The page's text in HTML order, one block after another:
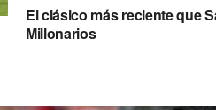
El clásico más reciente que
Millonarios